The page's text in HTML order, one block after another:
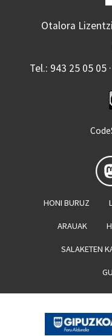
Otalora
Tel.: 943 25 05 05
HONI BURUZ
ARAUAK
SALAKETEN